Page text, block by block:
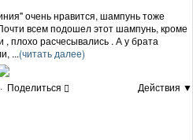
очень нравится, шампунь тоже
всем подошел этот шампунь, кроме
плохо расчесывались . А у брата
...(читать далее)
· Поделиться
Действия ▼